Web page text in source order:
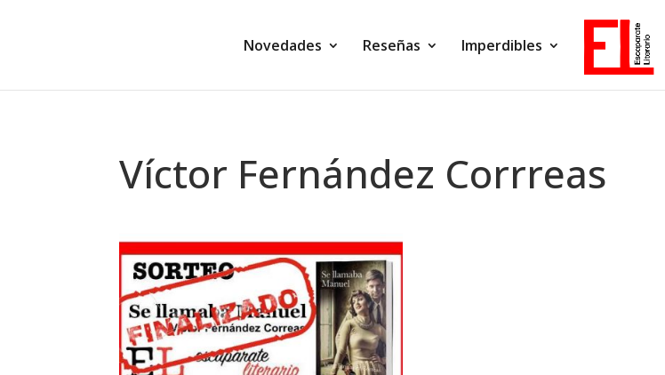
Novedades Reseñas Imperdibles
Víctor Fernández Corrreas